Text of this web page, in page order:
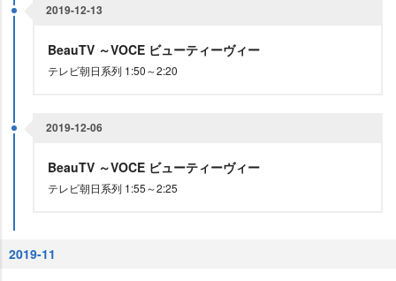
2019-12-13
BeauTV ～VOCE ビューティーヴィー
テレビ朝日系列 1:50～2:20
2019-12-06
BeauTV ～VOCE ビューティーヴィー
テレビ朝日系列 1:55～2:25
2019-11